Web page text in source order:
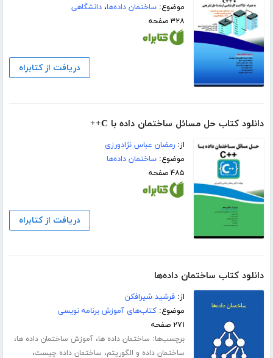
موضوع:ساختمان داده‌ها،دانشگاهی
۳۲۸ صفحه
دریافت از کتابراه
دانلود کتاب حل مسائل ساختمان داده با C++
از:رمضان عباس نژادورزی
موضوع:ساختمان داده‌ها
۴۸۵ صفحه
دریافت از کتابراه
دانلود کتاب ساختمان داده‌ها
از:فرشید شیرافکن
موضوع:کتاب‌های آموزش برنامه نویسی
۲۷۱ صفحه
برچسب‌ها: ساختمان داده ها،آموزش ساختمان داده ها،
ساختمان داده و الگوریتم، ساختمان داده چیست،